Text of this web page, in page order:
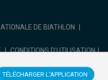
TÉLÉCHARGER L'APPLICATION
DE BIATHLON |
| CONDITIONS D'UTILISATION |